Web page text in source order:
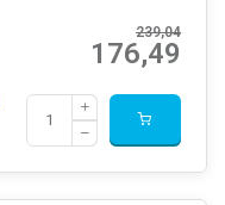
239,04
176,49